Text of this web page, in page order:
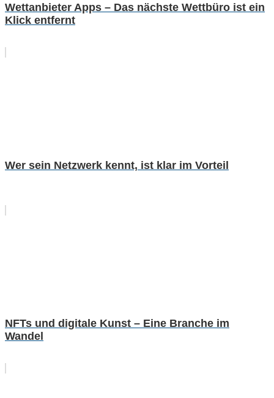
Wettanbieter Apps – Das nächste Wettbüro ist ein
Klick entfernt
Wer sein Netzwerk kennt, ist klar im Vorteil
NFTs und digitale Kunst – Eine Branche im
Wandel